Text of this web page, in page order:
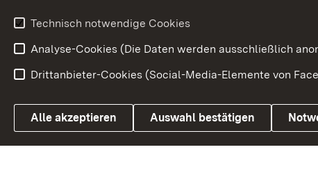
Link zum Landesportal
Technisch notwendige Cookies
Analyse-Cookies (Die Daten werden ausschließlich
Drittanbieter-Cookies (Social-Media-Elemente von
Alle akzeptieren Auswahl bestätigen